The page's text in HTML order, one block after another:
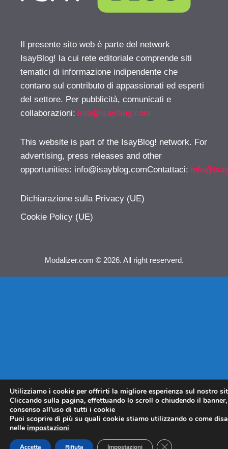
Il presente sito web è parte del network
IsayBlog! la cui rete editoriale comprende siti
tematici di informazione indipendente che
contano sul contributo di appassionati ed esperti
del settore. Per pubblicità, comunicati e
collaborazioni: info@isayblog.com
This website is part of the IsayBlog! network. For
advertising, press releases and other
opportunities: info@isayblog.comContattaci:
Dichiarazione sulla Privacy (UE)
Cookie Policy (UE)
Modalizer.com © 2026. All right reserverd.
Utilizziamo i cookie per offrirti la migliore esperienza sul nostro
Cliccando sulla pagina, effettuando lo scroll o chiudendo il
consenso all’uso di tutti i cookie
Puoi scoprire di più su quali cookie stiamo utilizzando o come
nelle impostazioni
Accetta Rifiuta Impostazioni CLOSE GDPR